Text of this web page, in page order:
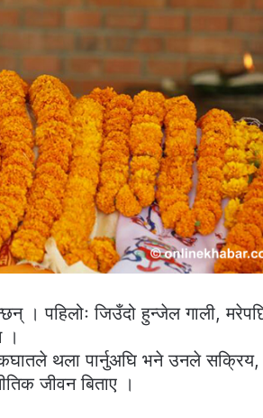
। पहिलोः जिउँदो हुन्जेल गाली,
।
थला पार्नुअघि भने उनले सक्रिय,
जीवन बिताए ।